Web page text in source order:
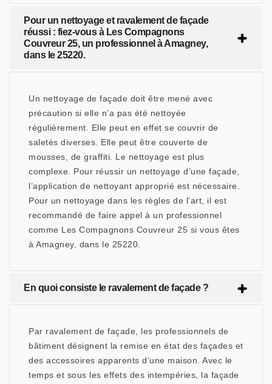
Pour un nettoyage et ravalement de façade
réussi : fiez-vous à Les Compagnons
Couvreur 25, un professionnel à Amagney,
dans le 25220.
Un nettoyage de façade doit être mené avec
précaution si elle n’a pas été nettoyée
régulièrement. Elle peut en effet se couvrir de
saletés diverses. Elle peut être couverte de
mousses, de graffiti. Le nettoyage est plus
complexe. Pour réussir un nettoyage d’une façade,
l’application de nettoyant approprié est nécessaire.
Pour un nettoyage dans les règles de l’art, il est
recommandé de faire appel à un professionnel
comme Les Compagnons Couvreur 25 si vous êtes
à Amagney, dans le 25220.
En quoi consiste le ravalement de façade ?
Par ravalement de façade, les professionnels de
bâtiment désignent la remise en état des façades et
des accessoires apparents d’une maison. Avec le
temps et sous les effets des intempéries, la façade